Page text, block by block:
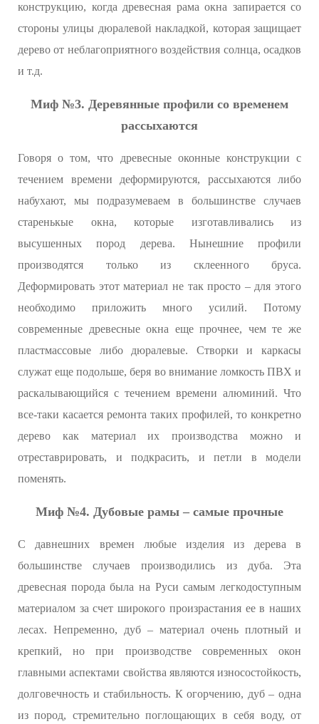
конструкцию, когда древесная рама окна запирается со
стороны улицы дюралевой накладкой, которая защищает
дерево от неблагоприятного воздействия солнца, осадков
и т.д.
Миф №3. Деревянные профили со временем
рассыхаются
Говоря о том, что древесные оконные конструкции с
течением времени деформируются, рассыхаются либо
набухают, мы подразумеваем в большинстве случаев
старенькые окна, которые изготавливались из
высушенных пород дерева. Нынешние профили
производятся только из склеенного бруса.
Деформировать этот материал не так просто – для этого
необходимо приложить много усилий. Потому
современные древесные окна еще прочнее, чем те же
пластмассовые либо дюралевые. Створки и каркасы
служат еще подольше, беря во внимание ломкость ПВХ и
раскалывающийся с течением времени алюминий. Что
все-таки касается ремонта таких профилей, то конкретно
дерево как материал их производства можно и
отреставрировать, и подкрасить, и петли в модели
поменять.
Миф №4. Дубовые рамы – самые прочные
С давнешних времен любые изделия из дерева в
большинстве случаев производились из дуба. Эта
древесная порода была на Руси самым легкодоступным
материалом за счет широкого произрастания ее в наших
лесах. Непременно, дуб – материал очень плотный и
крепкий, но при производстве современных окон
главными аспектами свойства являются износостойкость,
долговечность и стабильность. К огорчению, дуб – одна
из пород, стремительно поглощающих в себя воду, от